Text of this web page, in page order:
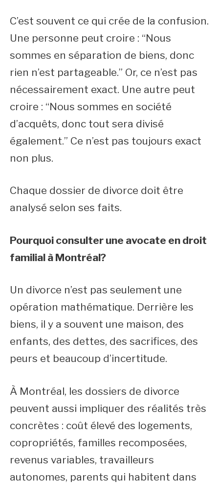
C’est souvent ce qui crée de la confusion.
Une personne peut croire : “Nous
sommes en séparation de biens, donc
rien n’est partageable.” Or, ce n’est pas
nécessairement exact. Une autre peut
croire : “Nous sommes en société
d’acquêts, donc tout sera divisé
également.” Ce n’est pas toujours exact
non plus.
Chaque dossier de divorce doit être
analysé selon ses faits.
Pourquoi consulter une avocate en droit
familial à Montréal?
Un divorce n’est pas seulement une
opération mathématique. Derrière les
biens, il y a souvent une maison, des
enfants, des dettes, des sacrifices, des
peurs et beaucoup d’incertitude.
À Montréal, les dossiers de divorce
peuvent aussi impliquer des réalités très
concrètes : coût élevé des logements,
copropriétés, familles recomposées,
revenus variables, travailleurs
autonomes, parents qui habitent dans